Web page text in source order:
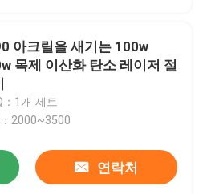
아크릴을 새기는 100w
목제 이산화 탄소 레이저 절
：1개 세트
2000~3500
연락처